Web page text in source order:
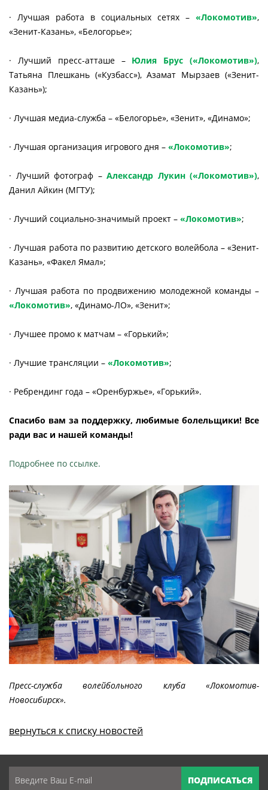
· Лучшая работа в социальных сетях – «Локомотив»,
«Зенит-Казань», «Белогорье»;
· Лучший пресс-атташе – Юлия Брус («Локомотив»),
Татьяна Плешкань («Кузбасс»), Азамат Мырзаев («Зенит-
Казань»);
· Лучшая медиа-служба – «Белогорье», «Зенит», «Динамо»;
· Лучшая организация игрового дня – «Локомотив»;
· Лучший фотограф – Александр Лукин («Локомотив»),
Данил Айкин (МГТУ);
· Лучший социально-значимый проект – «Локомотив»;
· Лучшая работа по развитию детского волейбола – «Зенит-
Казань», «Факел Ямал»;
· Лучшая работа по продвижению молодежной команды –
«Локомотив», «Динамо-ЛО», «Зенит»;
· Лучшее промо к матчам – «Горький»;
· Лучшие трансляции – «Локомотив»;
· Ребрендинг года – «Оренбуржье», «Горький».
Спасибо вам за поддержку, любимые болельщики! Все
ради вас и нашей команды!
Подробнее по ссылке.
Пресс-служба волейбольного клуба «Локомотив-
Новосибирск».
вернуться к списку новостей
ПОДПИСАТЬСЯ